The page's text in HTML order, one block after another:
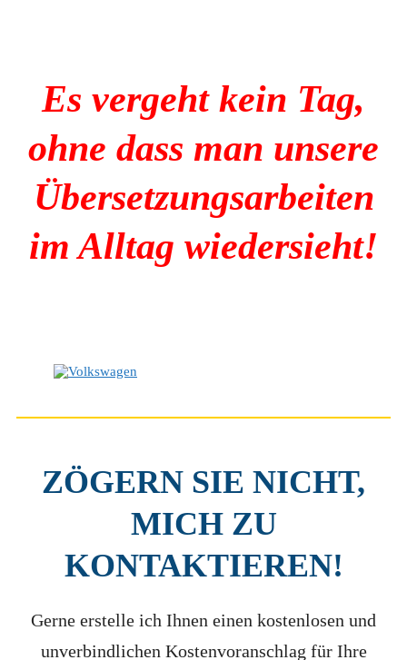
Es vergeht kein Tag,
ohne dass man unsere
Übersetzungsarbeiten
im Alltag wiedersieht!
ZÖGERN SIE NICHT,
MICH ZU
KONTAKTIEREN!
Gerne erstelle ich Ihnen einen kostenlosen und
unverbindlichen Kostenvoranschlag für Ihre